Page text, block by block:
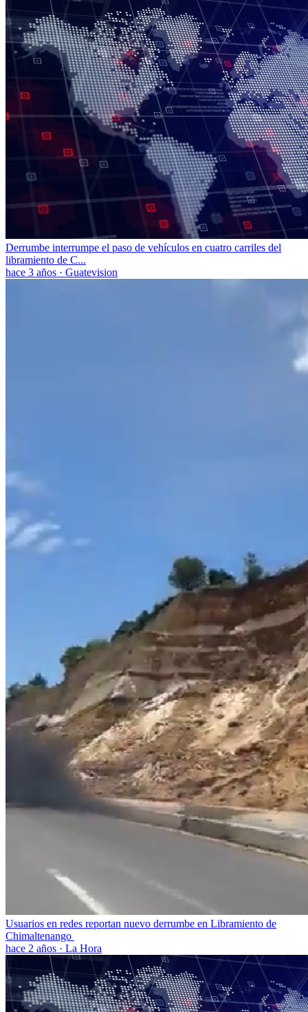
Derrumbe interrumpe el paso de vehículos en cuatro carriles del
libramiento de C...
hace 3 años · Guatevision
Usuarios en redes reportan nuevo derrumbe en Libramiento de
Chimaltenango
hace 2 años · La Hora